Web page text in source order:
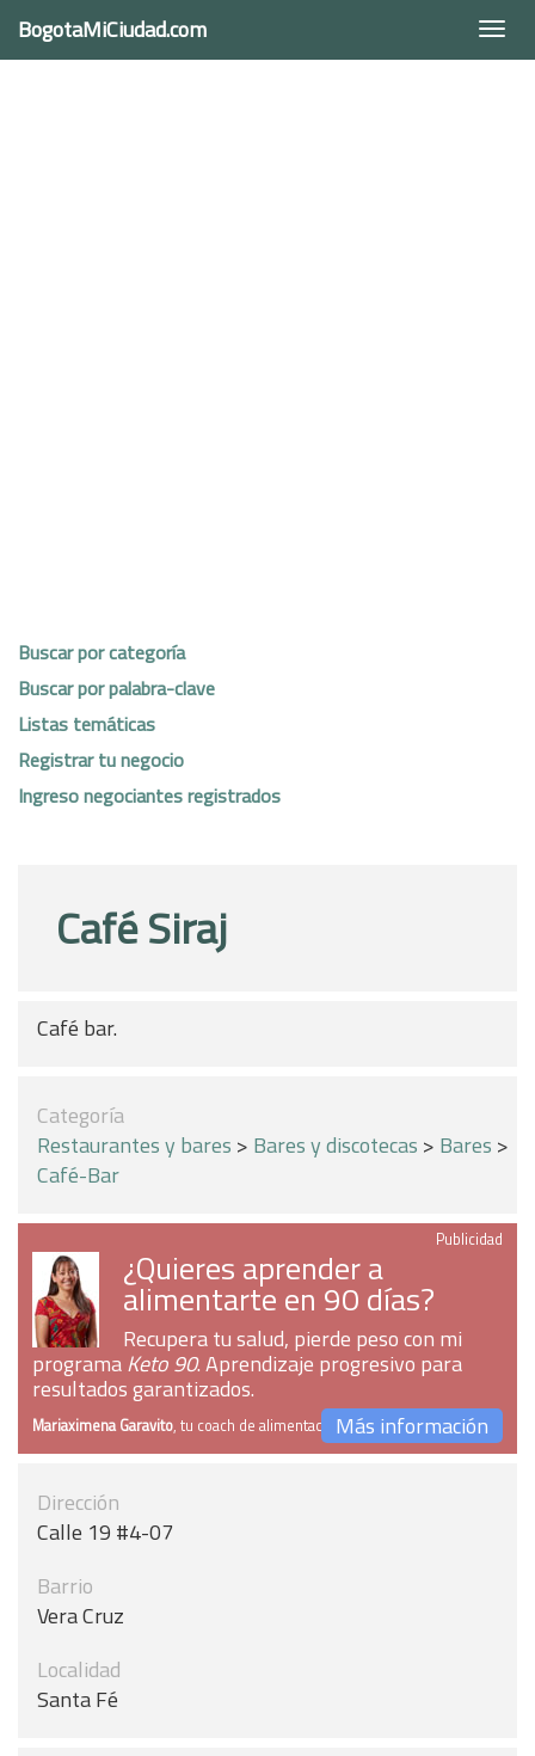
BogotaMiCiudad.com
Buscar por categoría
Buscar por palabra-clave
Listas temáticas
Registrar tu negocio
Ingreso negociantes registrados
Café Siraj
Café bar.
Categoría
Restaurantes y bares > Bares y discotecas > Bares >
Café-Bar
Publicidad
¿Quieres aprender a
alimentarte en 90 días?
Recupera tu salud, pierde peso con mi
programaKeto 90. Aprendizaje progresivo para
resultados garantizados.
Mariaximena Garavito, tu coach de alimentaciónMás información
Dirección
Calle 19 #4-07
Barrio
Vera Cruz
Localidad
Santa Fé